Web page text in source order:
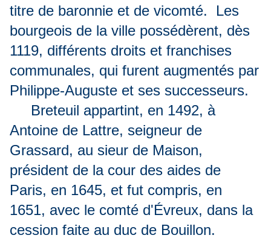
titre de baronnie et de vicomté. Les
bourgeois de la ville possédèrent, dès
1119, différents droits et franchises
communales, qui furent augmentés par
Philippe-Auguste et ses successeurs.
Breteuil appartint, en 1492, à
Antoine de Lattre, seigneur de
Grassard, au sieur de Maison,
président de la cour des aides de
Paris, en 1645, et fut compris, en
1651, avec le comté d'Évreux, dans la
cession faite au duc de Bouillon.